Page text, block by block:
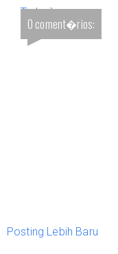
Terbaik
0 coment�rios:
Posting Lebih Baru